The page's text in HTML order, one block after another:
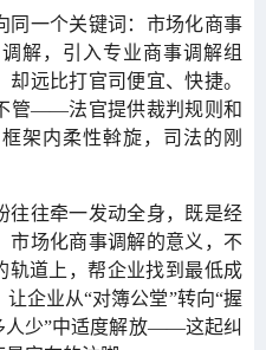
同一个关键词：市场化商事
解，引入专业商事调解组
远比打官司便宜、快捷。
管——法官提供裁判规则和
架内柔性斡旋，司法的刚
往往牵一发动全身，既是经
市场化商事调解的意义，不
轨道上，帮企业找到最低成
企业从“对簿公堂”转向“握
人少”中适度解放——这起纠